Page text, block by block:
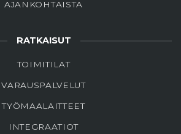
AJANKOHTAISTA
RATKAISUT
TOIMITILAT
VARAUSPALVELUT
TYÖMAALAITTEET
INTEGRAATIOT